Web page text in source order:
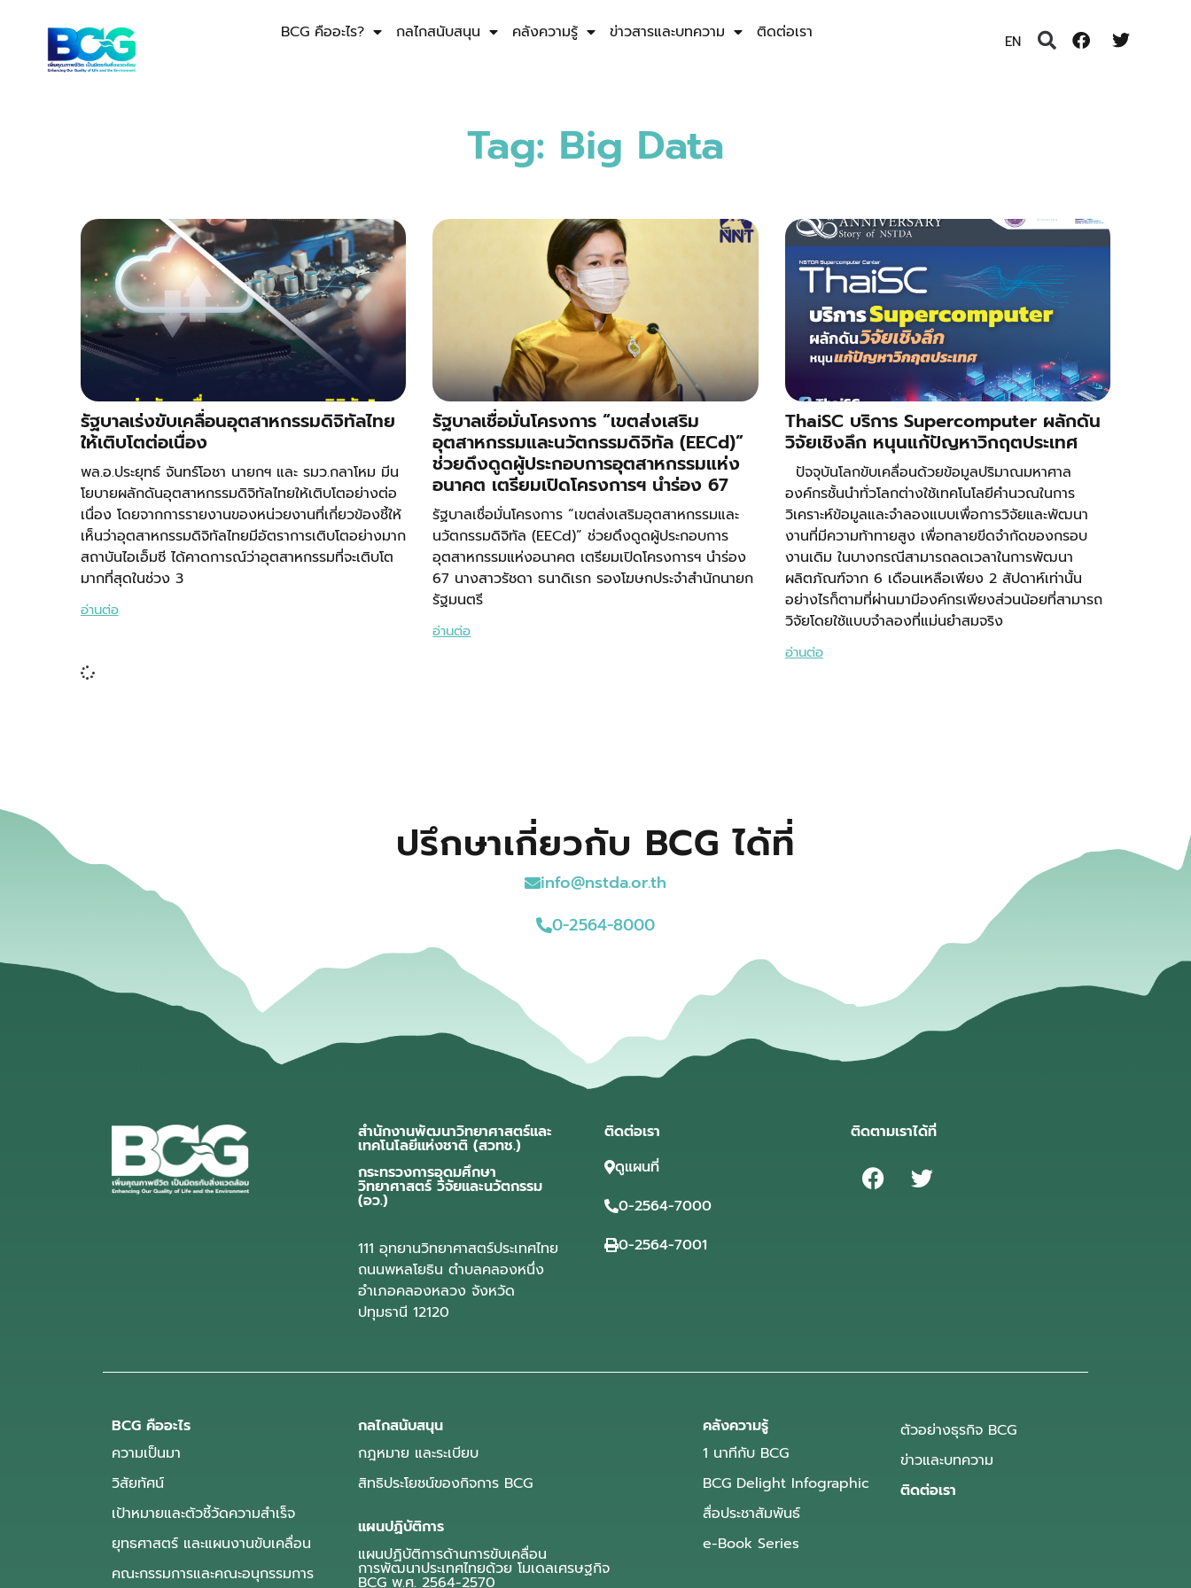
BCG คืออะไร? กลไกสนับสนุน คลังความรู้ ข่าวสารและบทความ ติดต่อเรา EN
Tag: Big Data
รัฐบาลเร่งขับเคลื่อนอุตสาหกรรมดิจิทัลไทย
ให้เติบโตต่อเนื่อง
พล.อ.ประยุทธ์ จันทร์โอชา นายกฯ และ รมว.กลาโหม มีน
โยบายผลักดันอุตสาหกรรมดิจิทัลไทยให้เติบโตอย่างต่อ
เนื่อง โดยจากการรายงานของหน่วยงานที่เกี่ยวข้องชี้ให้
เห็นว่าอุตสาหกรรมดิจิทัลไทยมีอัตราการเติบโตอย่างมาก
สถาบันไอเอ็มซี ได้คาดการณ์ว่าอุตสาหกรรมที่จะเติบโต
มากที่สุดในช่วง 3
อ่านต่อ
รัฐบาลเชื่อมั่นโครงการ “เขตส่งเสริม
อุตสาหกรรมและนวัตกรรมดิจิทัล (EECd)”
ช่วยดึงดูดผู้ประกอบการอุตสาหกรรมแห่ง
อนาคต เตรียมเปิดโครงการฯ นำร่อง 67
รัฐบาลเชื่อมั่นโครงการ “เขตส่งเสริมอุตสาหกรรมและ
นวัตกรรมดิจิทัล (EECd)” ช่วยดึงดูดผู้ประกอบการ
อุตสาหกรรมแห่งอนาคต เตรียมเปิดโครงการฯ นำร่อง
67 นางสาวรัชดา ธนาดิเรก รองโฆษกประจำสำนักนายก
รัฐมนตรี
อ่านต่อ
ThaiSC บริการ Supercomputer ผลักดัน
วิจัยเชิงลึก หนุนแก้ปัญหาวิกฤตประเทศ
ปัจจุบันโลกขับเคลื่อนด้วยข้อมูลปริมาณมหาศาล
องค์กรชั้นนำทั่วโลกต่างใช้เทคโนโลยีคำนวณในการ
วิเคราะห์ข้อมูลและจำลองแบบเพื่อการวิจัยและพัฒนา
งานที่มีความท้าทายสูง เพื่อทลายขีดจำกัดของกรอบ
งานเดิม ในบางกรณีสามารถลดเวลาในการพัฒนา
ผลิตภัณฑ์จาก 6 เดือนเหลือเพียง 2 สัปดาห์เท่านั้น
อย่างไรก็ตามที่ผ่านมามีองค์กรเพียงส่วนน้อยที่สามารถ
วิจัยโดยใช้แบบจำลองที่แม่นยำสมจริง
อ่านต่อ
ปรึกษาเกี่ยวกับ BCG ได้ที่
info@nstda.or.th
0-2564-8000
สำนักงานพัฒนาวิทยาศาสตร์และ
เทคโนโลยีแห่งชาติ (สวทช.)
กระทรวงการอุดมศึกษา
วิทยาศาสตร์ วิจัยและนวัตกรรม
(อว.)
111 อุทยานวิทยาศาสตร์ประเทศไทย
ถนนพหลโยธิน ตำบลคลองหนึ่ง
อำเภอคลองหลวง จังหวัด
ปทุมธานี 12120
ติดต่อเรา
ดูแผนที่
0-2564-7000
0-2564-7001
ติดตามเราได้ที่
BCG คืออะไร
ความเป็นมา
วิสัยทัศน์
เป้าหมายและตัวชี้วัดความสำเร็จ
ยุทธศาสตร์ และแผนงานขับเคลื่อน
คณะกรรมการและคณะอนุกรรมการ
กลไกสนับสนุน
กฎหมาย และระเบียบ
สิทธิประโยชน์ของกิจการ BCG
แผนปฏิบัติการ
แผนปฏิบัติการด้านการขับเคลื่อน
การพัฒนาประเทศไทยด้วย โมเดลเศรษฐกิจ
BCG พ.ศ. 2564-2570
คลังความรู้
1 นาทีกับ BCG
BCG Delight Infographic
สื่อประชาสัมพันธ์
e-Book Series
ตัวอย่างธุรกิจ BCG
ข่าวและบทความ
ติดต่อเรา